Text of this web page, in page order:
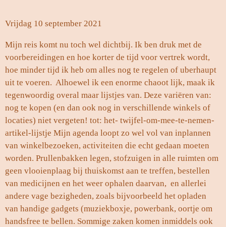
Vrijdag 10 september 2021
Mijn reis komt nu toch wel dichtbij. Ik ben druk met de
voorbereidingen en hoe korter de tijd voor vertrek wordt,
hoe minder tijd ik heb om alles nog te regelen of uberhaupt
uit te voeren. Alhoewel ik een enorme chaoot lijk, maak ik
tegenwoordig overal maar lijstjes van. Deze variëren van:
nog te kopen (en dan ook nog in verschillende winkels of
locaties) niet vergeten! tot: het- twijfel-om-mee-te-nemen-
artikel-lijstje Mijn agenda loopt zo wel vol van inplannen
van winkelbezoeken, activiteiten die echt gedaan moeten
worden. Prullenbakken legen, stofzuigen in alle ruimten om
geen vlooienplaag bij thuiskomst aan te treffen, bestellen
van medicijnen en het weer ophalen daarvan, en allerlei
andere vage bezigheden, zoals bijvoorbeeld het opladen
van handige gadgets (muziekboxje, powerbank, oortje om
handsfree te bellen. Sommige zaken komen inmiddels ook